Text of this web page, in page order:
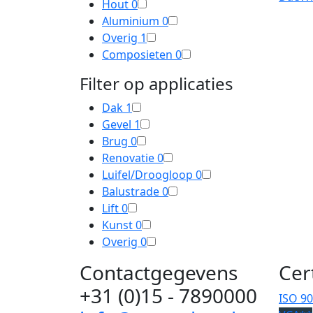
Hout0
Aluminium 0
Overig 1
Composieten 0
Filter op applicaties
Dak 1
Gevel 1
Brug 0
Renovatie0
Luifel/Droogloop 0
Balustrade0
Lift0
Kunst0
Overig 0
Contactgegevens
+31 (0)15 - 7890000
ISO